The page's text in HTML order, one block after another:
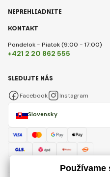
KONTAKT
Pondelok - Piatok (9:00 - 17:00)
+421 2 20 862 555
NEPREHLIADNITE
Slovensky
SLEDUJTE NÁS
Facebook Instagram